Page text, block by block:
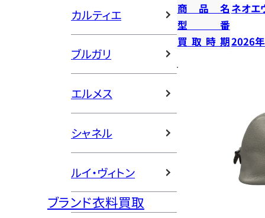
カルティエ
ブルガリ
エルメス
シャネル
ルイ・ヴィトン
ブランド衣料買取
商品名 ネオエ
型番
買取時期2026